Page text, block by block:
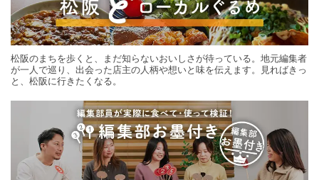
松阪のまちを歩くと、まだ知らないおいしさが待っている。地元編集者
が一人で巡り、出会った店主の人柄や想いと味を伝えます。見ればきっ
と、松阪に行きたくなる。